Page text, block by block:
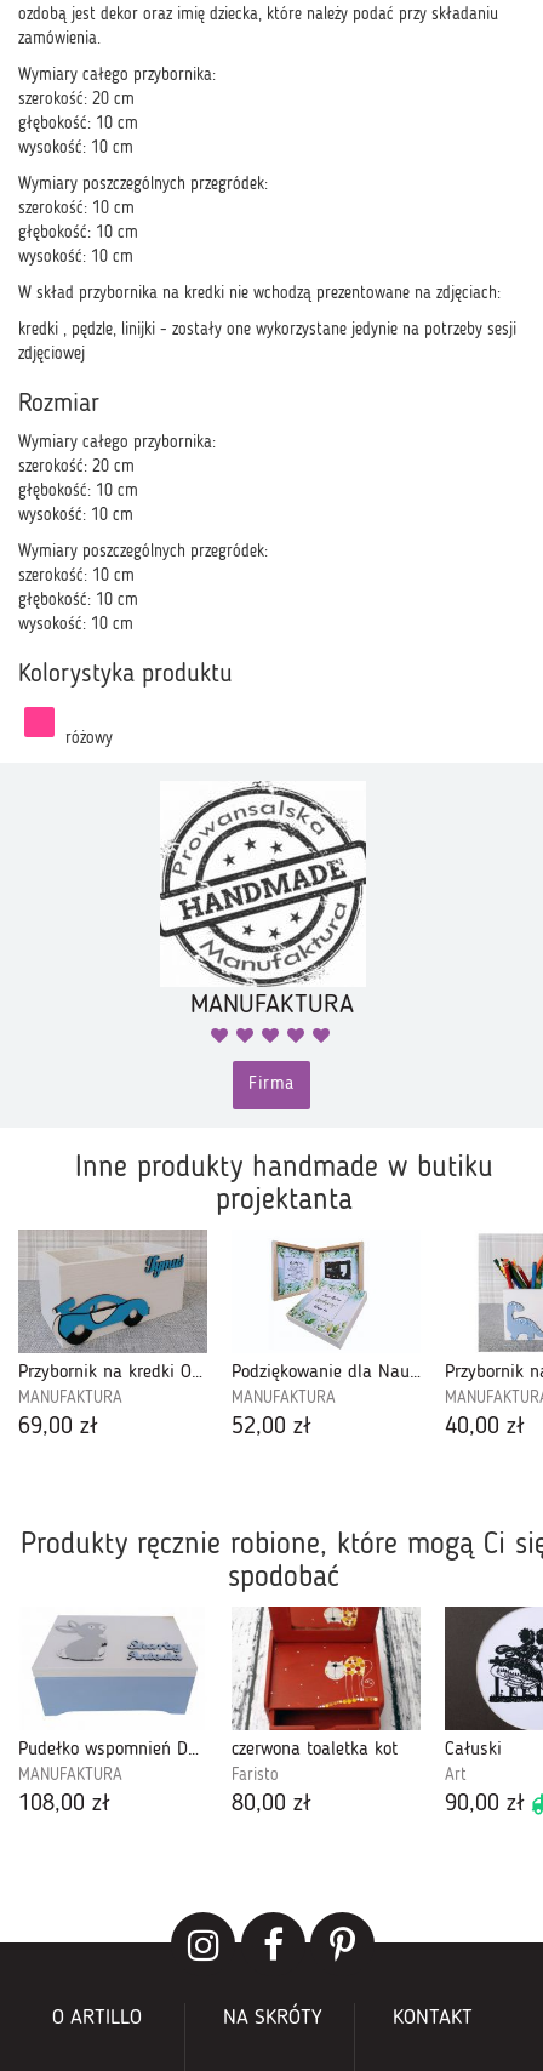
ozdobą jest dekor oraz imię dziecka, które należy podać przy składaniu
zamówienia.
Wymiary całego przybornika:
szerokość: 20 cm
głębokość: 10 cm
wysokość: 10 cm
Wymiary poszczególnych przegródek:
szerokość: 10 cm
głębokość: 10 cm
wysokość: 10 cm
W skład przybornika na kredki nie wchodzą prezentowane na zdjęciach:
kredki , pędzle, linijki - zostały one wykorzystane jedynie na potrzeby sesji
zdjęciowej
Rozmiar
Wymiary całego przybornika:
szerokość: 20 cm
głębokość: 10 cm
wysokość: 10 cm
Wymiary poszczególnych przegródek:
szerokość: 10 cm
głębokość: 10 cm
wysokość: 10 cm
Kolorystyka produktu
różowy
MANUFAKTURA
Firma
Inne produkty handmade w butiku
projektanta
Przybornik na kredki O2K41
MANUFAKTURA
69,00 zł
Podziękowanie dla Nauczycieli-DZN03
MANUFAKTURA
52,00 zł 40,00 zł
Produkty ręcznie robione, które mogą Ci
spodobać
Pudełko wspomnień DUŻE dla chłopca - Ps54
MANUFAKTURA
108,00 zł
czerwona toaletka kot
Faristo
80,00 zł
Całuski
Art
90,00 zł
O ARTILLO NA SKRÓTY KONTAKT